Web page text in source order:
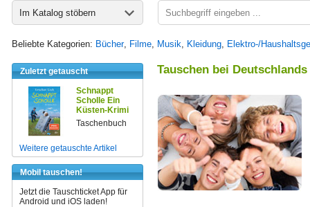
Im Katalog stöbern
Beliebte Kategorien: Bücher, Filme, Musik, Kleidung, Elektro-/
Zuletzt getauscht
Schnappt
Scholle Ein
Küsten-Krimi
Taschenbuch
Weitere getauschte Artikel
Mobil tauschen!
Jetzt die Tauschticket App für
Android und iOS laden!
Tauschen bei